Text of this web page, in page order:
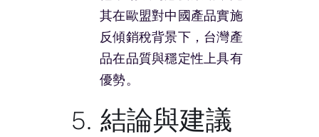
其在歐盟對中國產品實施
反傾銷稅背景下，台灣產
品在品質與穩定性上具有
優勢。
5. 結論與建議